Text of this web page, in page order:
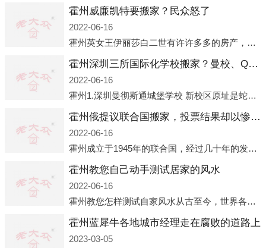
霍州威廉凯特要搬家？民众怒了
2022-06-16
霍州英女王伊丽莎白二世有许许多多的房产，遍布英国各地。而作为英女王的亲孙子、未来的英国国王，威廉王子自然也能享受到女王的房产。目前，威廉凯特以及三个孩子有两个经常居住的地点，一处是位于伦敦的肯辛顿宫，一处
霍州深圳三所国际化学校搬家？曼校、QSI、南山中英文搬走了
2022-06-16
霍州1.深圳曼彻斯通城堡学校 新校区原址是蛇口国际据悉，此次曼彻斯通城堡学校搬迁到蛇口新校区的开办与蛇口外籍人员子女学校（蛇口国际）有很大的关联。2021年，太子湾实验部就宣布在2022年正式并入蛇口外籍
霍州俄提议联合国搬家，投票结果却以惨败收场
2022-06-16
霍州成立于1945年的联合国，经过几十年的发展，如今拥有193个成员国。拥有如此众多会员国的联合国，可以说是世界上最具代表性的国际组织，也是世界上分量最重、有着较高话语权的国际组织。但以美国为首的西方国家
霍州教您自己动手测试居家的风水
2022-06-16
霍州教您怎样测试自家风水从古至今，世界各地的人们都在研究人在乾坤中的位置以及它们所形成的关系。通过探究季节转换、星象变化，并且在所观测到的自然规律的指导下，人们开始认识到居住在不同住宅中的人，其一生中的财
霍州蓝犀牛各地城市经理走在腐败的道路上
2023-03-05